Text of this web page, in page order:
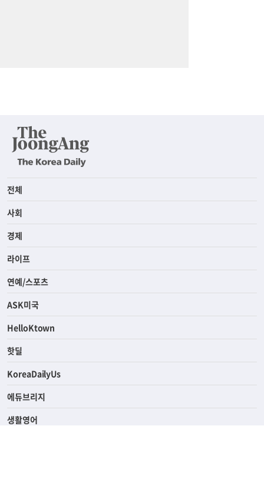
전체
사회
경제
라이프
연예/스포츠
ASK미국
HelloKtown
핫딜
KoreaDailyUs
에듀브리지
생활영어